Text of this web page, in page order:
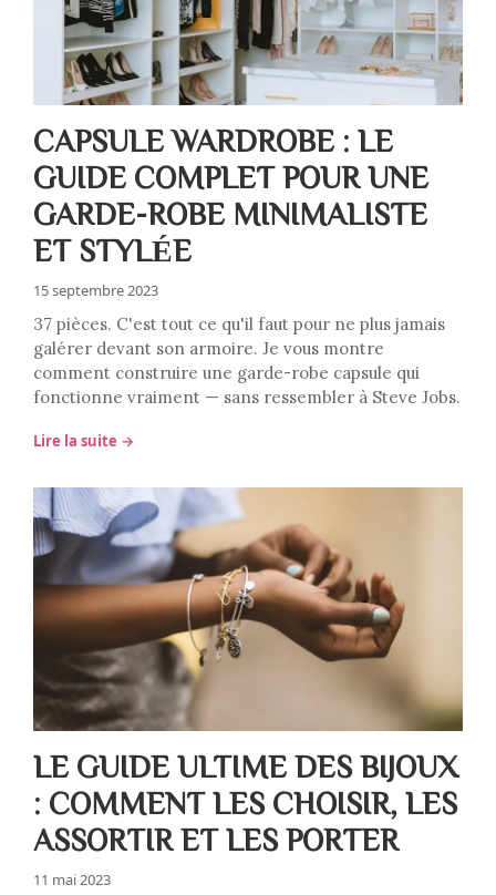
CAPSULE WARDROBE : LE
GUIDE COMPLET POUR UNE
GARDE-ROBE MINIMALISTE
ET STYLÉE
15 septembre 2023
37 pièces. C'est tout ce qu'il faut pour ne plus jamais
galérer devant son armoire. Je vous montre
comment construire une garde-robe capsule qui
fonctionne vraiment — sans ressembler à Steve Jobs.
Lire la suite →
LE GUIDE ULTIME DES BIJOUX
: COMMENT LES CHOISIR, LES
ASSORTIR ET LES PORTER
11 mai 2023